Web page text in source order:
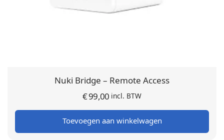
Nuki Bridge – Remote Access
€99,00 incl. BTW
Toevoegen aan winkelwagen